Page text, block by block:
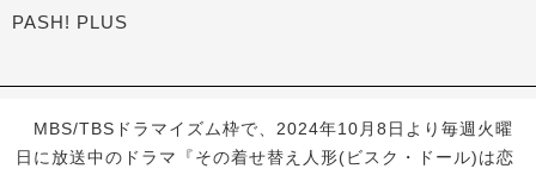
PASH! PLUS
MBS/TBSドラマイズム枠で、2024年10月8日より毎週火曜
日に放送中のドラマ『その着せ替え人形(ビスク・ドール)は恋